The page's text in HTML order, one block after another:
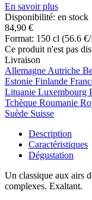
En savoir plus
Disponibilité: en stock
84,90 €
Format: 150 cl (56.6
Ce produit n'est pas
Livraison
Allemagne Autriche
Estonie Finlande
Lituanie Luxembourg
Tchèque Roumanie
Suède Suisse
Description
Caractéristiques
Dégustation
Un classique aux airs
complexes. Exaltant.